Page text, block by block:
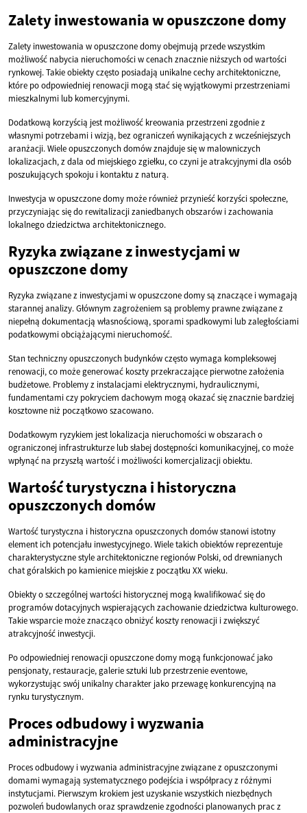
Zalety inwestowania w opuszczone domy
Zalety inwestowania w opuszczone domy obejmują przede wszystkim
możliwość nabycia nieruchomości w cenach znacznie niższych od wartości
rynkowej. Takie obiekty często posiadają unikalne cechy architektoniczne,
które po odpowiedniej renowacji mogą stać się wyjątkowymi przestrzeniami
mieszkalnymi lub komercyjnymi.
Dodatkową korzyścią jest możliwość kreowania przestrzeni zgodnie z
własnymi potrzebami i wizją, bez ograniczeń wynikających z wcześniejszych
aranżacji. Wiele opuszczonych domów znajduje się w malowniczych
lokalizacjach, z dala od miejskiego zgiełku, co czyni je atrakcyjnymi dla osób
poszukujących spokoju i kontaktu z naturą.
Inwestycja w opuszczone domy może również przynieść korzyści społeczne,
przyczyniając się do rewitalizacji zaniedbanych obszarów i zachowania
lokalnego dziedzictwa architektonicznego.
Ryzyka związane z inwestycjami w
opuszczone domy
Ryzyka związane z inwestycjami w opuszczone domy są znaczące i wymagają
starannej analizy. Głównym zagrożeniem są problemy prawne związane z
niepełną dokumentacją własnościową, sporami spadkowymi lub zaległościami
podatkowymi obciążającymi nieruchomość.
Stan techniczny opuszczonych budynków często wymaga kompleksowej
renowacji, co może generować koszty przekraczające pierwotne założenia
budżetowe. Problemy z instalacjami elektrycznymi, hydraulicznymi,
fundamentami czy pokryciem dachowym mogą okazać się znacznie bardziej
kosztowne niż początkowo szacowano.
Dodatkowym ryzykiem jest lokalizacja nieruchomości w obszarach o
ograniczonej infrastrukturze lub słabej dostępności komunikacyjnej, co może
wpłynąć na przyszłą wartość i możliwości komercjalizacji obiektu.
Wartość turystyczna i historyczna
opuszczonych domów
Wartość turystyczna i historyczna opuszczonych domów stanowi istotny
element ich potencjału inwestycyjnego. Wiele takich obiektów reprezentuje
charakterystyczne style architektoniczne regionów Polski, od drewnianych
chat góralskich po kamienice miejskie z początku XX wieku.
Obiekty o szczególnej wartości historycznej mogą kwalifikować się do
programów dotacyjnych wspierających zachowanie dziedzictwa kulturowego.
Takie wsparcie może znacząco obniżyć koszty renowacji i zwiększyć
atrakcyjność inwestycji.
Po odpowiedniej renowacji opuszczone domy mogą funkcjonować jako
pensjonaty, restauracje, galerie sztuki lub przestrzenie eventowe,
wykorzystując swój unikalny charakter jako przewagę konkurencyjną na
rynku turystycznym.
Proces odbudowy i wyzwania
administracyjne
Proces odbudowy i wyzwania administracyjne związane z opuszczonymi
domami wymagają systematycznego podejścia i współpracy z różnymi
instytucjami. Pierwszym krokiem jest uzyskanie wszystkich niezbędnych
pozwoleń budowlanych oraz sprawdzenie zgodności planowanych prac z